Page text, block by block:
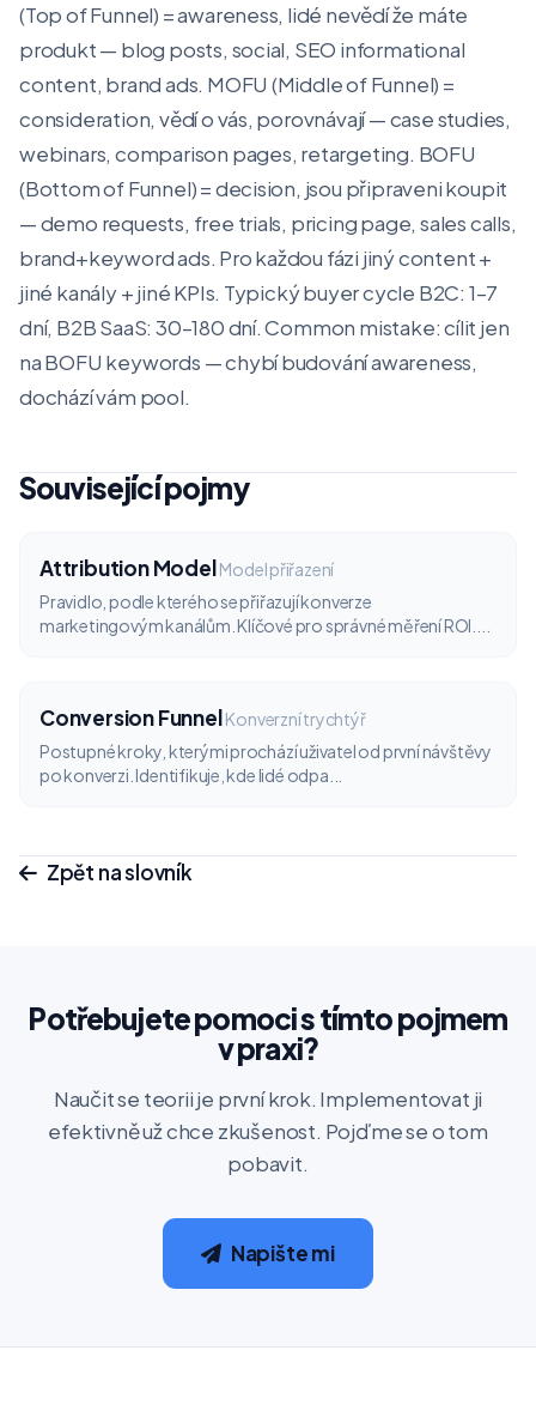
(Top of Funnel) = awareness, lidé nevědí že máte
produkt — blog posts, social, SEO informational
content, brand ads. MOFU (Middle of Funnel) =
consideration, vědí o vás, porovnávají — case studies,
webinars, comparison pages, retargeting. BOFU
(Bottom of Funnel) = decision, jsou připraveni koupit
— demo requests, free trials, pricing page, sales calls,
brand+keyword ads. Pro každou fázi jiný content +
jiné kanály + jiné KPIs. Typický buyer cycle B2C: 1–7
dní, B2B SaaS: 30–180 dní. Common mistake: cílit jen
na BOFU keywords — chybí budování awareness,
dochází vám pool.
Související pojmy
Attribution ModelModel přiřazení
Pravidlo, podle kterého se přiřazují konverze
marketingovým kanálům. Klíčové pro správné měření ROI....
Conversion FunnelKonverzní trychtýř
Postupné kroky, kterými prochází uživatel od první návštěvy
po konverzi. Identifikuje, kde lidé odpa...
Zpět na slovník
Potřebujete pomoci s tímto pojmem
v praxi?
Naučit se teorii je první krok. Implementovat ji
efektivně už chce zkušenost. Pojďme se o tom
pobavit.
Napište mi